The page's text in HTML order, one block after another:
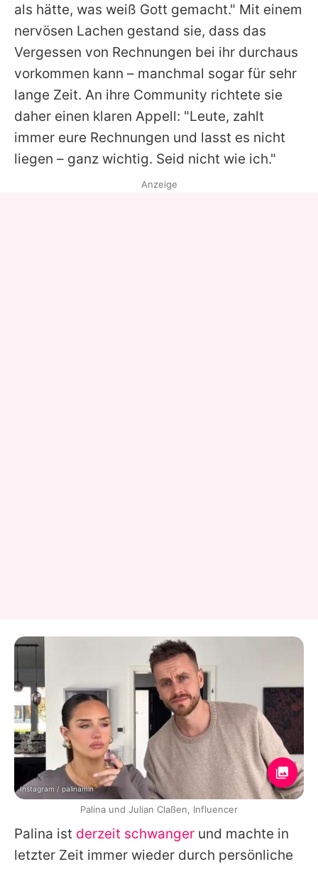
als hätte, was weiß Gott gemacht." Mit einem
nervösen Lachen gestand sie, dass das
Vergessen von Rechnungen bei ihr durchaus
vorkommen kann – manchmal sogar für sehr
lange Zeit. An ihre Community richtete sie
daher einen klaren Appell: "Leute, zahlt
immer eure Rechnungen und lasst es nicht
liegen – ganz wichtig. Seid nicht wie ich."
Palina ist derzeit schwanger und machte in
letzter Zeit immer wieder durch persönliche
Anzeige
Instagram / palinamin
Palina und Julian Claßen, Influencer